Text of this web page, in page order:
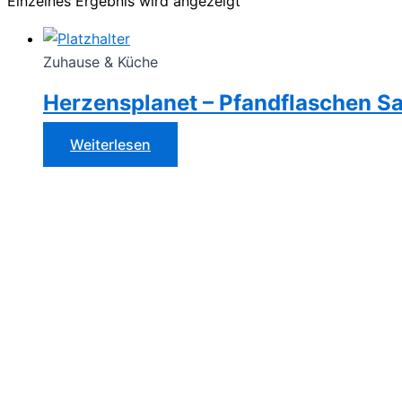
Zuhause & Küche
Herzensplanet – Pfandflaschen
Weiterlesen